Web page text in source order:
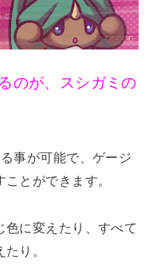
のが、スシガミの
事が可能で、ゲージ
とができます。
色に変えたり、すべて
り。